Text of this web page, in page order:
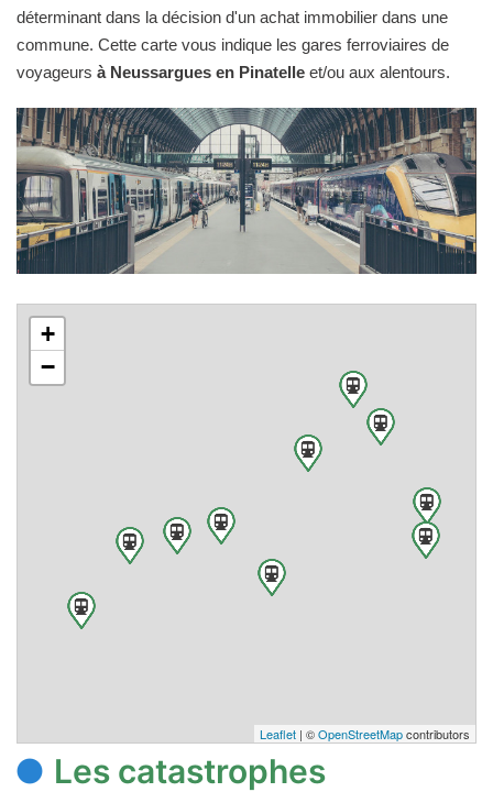
déterminant dans la décision d'un achat immobilier dans une
commune. Cette carte vous indique les gares ferroviaires de
voyageurs à Neussargues en Pinatelle et/ou aux alentours.
+
−
Leaflet | ©OpenStreetMapcontributors
Les catastrophes